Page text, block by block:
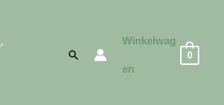
Zoeken
Winkelwag
en
0